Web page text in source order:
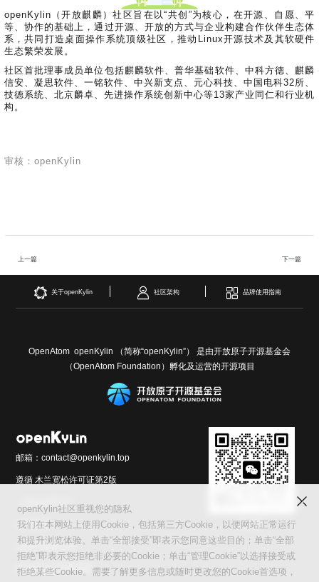
openKylin（开放麒麟）社区旨在以“共创”为核心，在开源、自愿、平
等、协作的基础上，通过开源、开放的方式与企业构建合作伙伴生态体
系，共同打造桌面操作系统顶级社区，推动Linux开源技术及其软硬件
生态繁荣发展。
社区首批理事成员单位包括麒麟软件、普华基础软件、中科方德、麒麟
信安、凝思软件、一铭软件、中兴新支点、元心科技、中国电科32所、
技德系统、北京麟卓、先进操作系统创新中心等13家产业同仁和行业机
构。
审核：openKylin
上一篇 下一篇
关于openKylin 社区架构 品牌使用指南
OpenAtom openKylin （简称“openKylin”） 是由开放原子开源基金会
（OpenAtom Foundation）孵化及运营的开源项目
邮箱：contact@openkylin.top
遵循 木兰宽松许可证第2版
（MulanPSL2）
友情链接：
光合开发者社区
Infinitensor开源社区
交流群
openKylin社区重视您的隐私
我们在本网站上使用Cookie，包括第三方Cookie，以便网站正常运行
和提升浏览体验。单击“全部接受”即表示您同意这些目的；单击“全部
拒绝”即表示您拒绝非必要的Cookie；单击“管理Cookie”以选择接受或
拒绝某些Cookie。需要了解更多信息或随时更改您的Cookie首选项，